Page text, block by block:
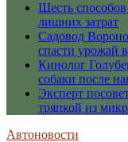
Шесть
лишних затрат
Садовод
спасти урожай
Кинолог
собаки после
Эксперт
тряпкой из
Автоновости